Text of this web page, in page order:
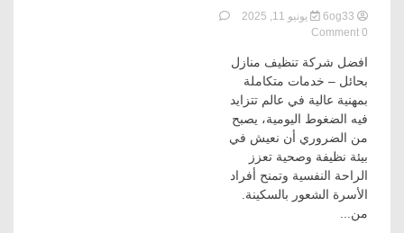
يونيو 11, 2025
0 Comment
on
شركة
تنظيف
منازل
بحائل
خصم
30%
خدمات
متكاملة
بمهنية
افضل شركة تنظيف منازل
بحائل – خدمات متكاملة
بمهنية عالية في عالم تتزايد
فيه الضغوط اليومية، يصبح
من الضروري أن نعيش في
بيئة نظيفة وصحية تعزز
الراحة النفسية وتمنح أفراد
الأسرة الشعور بالسكينة.
من...